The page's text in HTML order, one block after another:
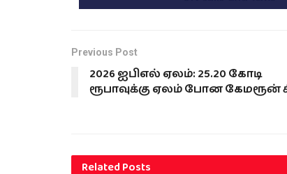
Previous Post
2026 ஐபிஎல் ஏலம்: 25.20 கோடி
ரூபாவுக்கு ஏலம் போன கேமரூன்
RelatedPosts